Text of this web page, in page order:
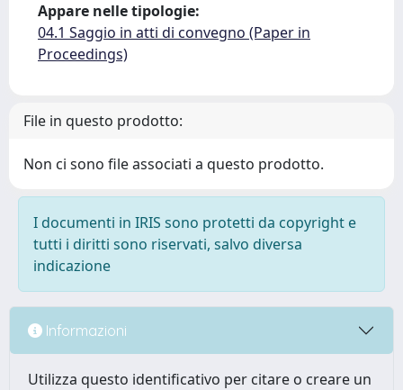
Appare nelle tipologie:
04.1 Saggio in atti di convegno (Paper in
Proceedings)
File in questo prodotto:
Non ci sono file associati a questo prodotto.
I documenti in IRIS sono protetti da copyright e
tutti i diritti sono riservati, salvo diversa
indicazione
Informazioni
Utilizza questo identificativo per citare o creare un